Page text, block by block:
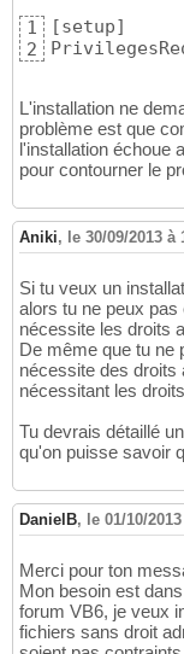
1
2
[setup]
L'installation ne
problème est que
l'installation échoue
pour contourner le
Aniki, le 30/09/2013 à
Si tu veux un
alors tu ne peux
nécessite les droits
De même que tu ne
nécessite des droits
nécessitant les
Tu devrais détaillé
qu'on puisse savoir
DanielB, le 01/10/
Merci pour ton
Mon besoin est
forum VB6, je veux
fichiers sans droit